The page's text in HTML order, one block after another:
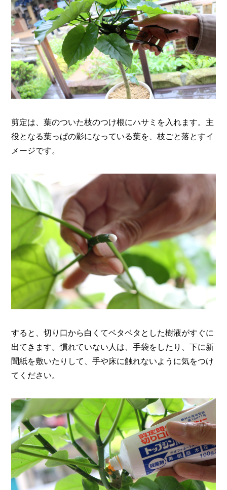
剪定は、葉のついた枝のつけ根にハサミを入れます。主
役となる葉っぱの影になっている葉を、枝ごと落とすイ
メージです。
すると、切り口から白くてベタベタとした樹液がすぐに
出てきます。慣れていない人は、手袋をしたり、下に新
聞紙を敷いたりして、手や床に触れないように気をつけ
てください。